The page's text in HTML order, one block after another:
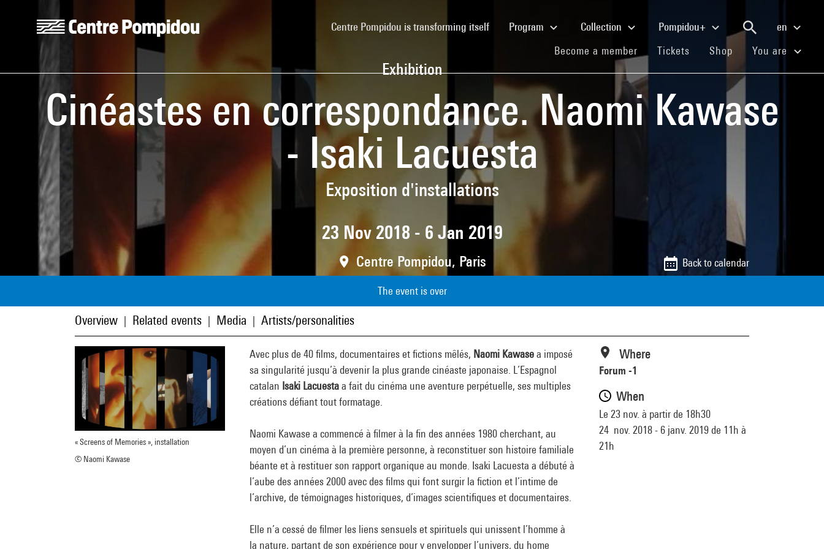
Centre Pompidou
Centre Pompidou is transforming itself(current)Program Collection Pompidou+
en
Become a member (current)
Tickets (current)
Shop (current)You are
Exhibition
Cinéastes en correspondance. Naomi Kawase
- Isaki Lacuesta
Exposition d'installations
23 Nov 2018 - 6 Jan 2019
Centre Pompidou, Paris Back to calendar
The event is over
Overview Related events Media Artists/personalities
« Screens of Memories », installation
© Naomi Kawase
Avec plus de 40 films, documentaires et fictions mêlés, Naomi Kawasea imposé
sa singularité jusqu’à devenir la plus grande cinéaste japonaise. L’Espagnol
catalan Isaki Lacuestaa fait du cinéma une aventure perpétuelle, ses multiples
créations défiant tout formatage.
Naomi Kawase a commencé à filmer à la fin des années 1980 cherchant, au
moyen d’un cinéma à la première personne, à reconstituer son histoire familiale
béante et à restituer son rapport organique au monde. Isaki Lacuesta a débuté à
l’aube des années 2000 avec des films qui font surgir la fiction et l’intime de
l’archive, de témoignages historiques, d’images scientifiques et documentaires.
Elle n’a cessé de filmer les liens sensuels et spirituels qui unissent l’homme à
la nature, partant de son expérience pour y envelopper l’univers, du home
Where
Forum -1
When
Le 23 nov. à partir de 18h30
24 nov. 2018 - 6 janv. 2019 de 11h à
21h